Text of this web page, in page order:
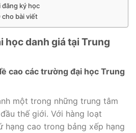
đăng ký học
cho bài viết
học danh giá tại Trung
cao các trường đại học Trung
một trong những trung tâm
thế giới. Với hàng loạt
hạng cao trong bảng xếp hạng